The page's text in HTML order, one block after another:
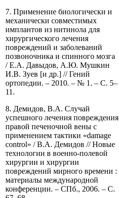
7. Применение биологически и
механически совместимых
имплантов из нитинола для
хирургического лечения
повреждений и заболеваний
позвоночника и спинного мозга
/ Е.А. Давыдов, А.Ю. Мушкин
И.В. Зуев [и др.] // Гений
ортопедии. – 2010. – № 1. – С. 5–
11.
8. Демидов, В.А. Случай
успешного лечения повреждения
правой печеночной вены с
применением тактики «damage
control» / В.А. Демидов // Новые
технологии в военно-полевой
хирургии и хирургии
повреждений мирного времени :
материалы международной
конференции. – СПб., 2006. – С.